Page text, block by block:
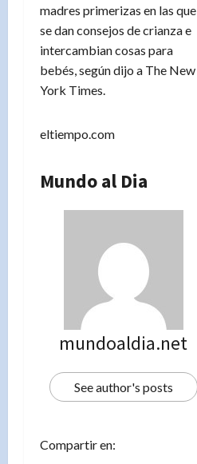
madres primerizas en las que
se dan consejos de crianza e
intercambian cosas para
bebés, según dijo a The New
York Times.
eltiempo.com
Mundo al Dia
mundoaldia.net
See author's posts
Compartir en: